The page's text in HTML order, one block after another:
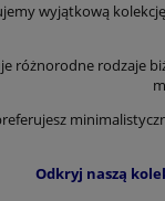
wyjątkową
różnorodne rodzaje
Odkryj naszą